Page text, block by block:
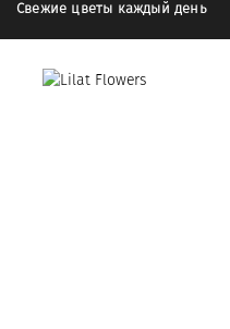
Свежие цветы каждый день